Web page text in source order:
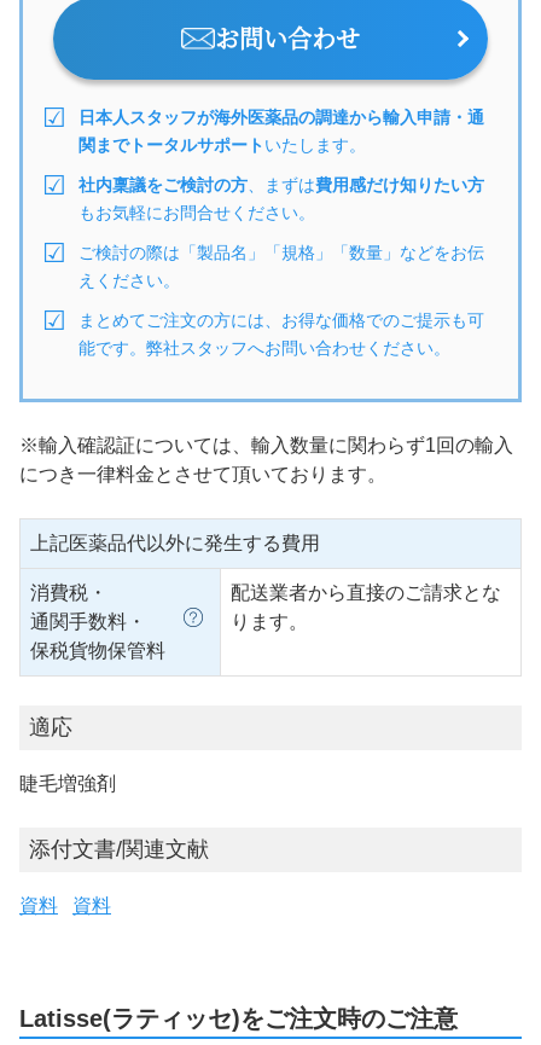
お問い合わせ
日本人スタッフが海外医薬品の調達から輸入申請・通
関までトータルサポートいたします。
社内稟議をご検討の方 、まずは費用感だけ知りたい方
もお気軽にお問合せください。
ご検討の際は「製品名」「規格」「数量」などをお伝
えください。
まとめてご注文の方には、お得な価格でのご提示も可
能です。弊社スタッフへお問い合わせください。
※輸入確認証については、輸入数量に関わらず1回の輸入
につき一律料金とさせて頂いております。
上記医薬品代以外に発生する費用
消費税・
通関手数料・
保税貨物保管料
配送業者から直接のご請求とな
ります。
適応
睫毛増強剤
添付文書/関連文献
資料 資料
Latisse(ラティッセ)をご注文時のご注意